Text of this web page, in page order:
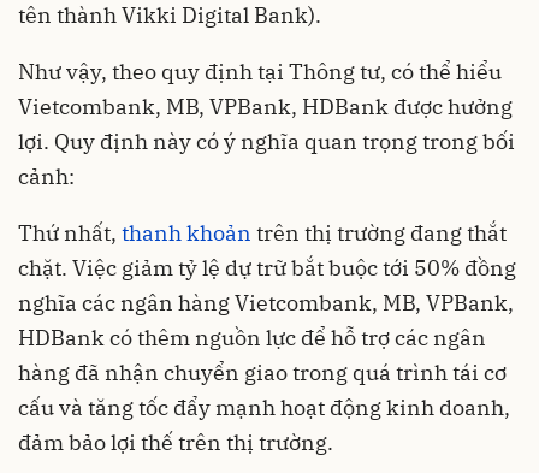
tên thành Vikki Digital Bank).
Như vậy, theo quy định tại Thông tư, có thể hiểu
Vietcombank, MB, VPBank, HDBank được hưởng
lợi. Quy định này có ý nghĩa quan trọng trong bối
cảnh:
Thứ nhất, thanh khoản trên thị trường đang thắt
chặt. Việc giảm tỷ lệ dự trữ bắt buộc tới 50% đồng
nghĩa các ngân hàng Vietcombank, MB, VPBank,
HDBank có thêm nguồn lực để hỗ trợ các ngân
hàng đã nhận chuyển giao trong quá trình tái cơ
cấu và tăng tốc đẩy mạnh hoạt động kinh doanh,
đảm bảo lợi thế trên thị trường.